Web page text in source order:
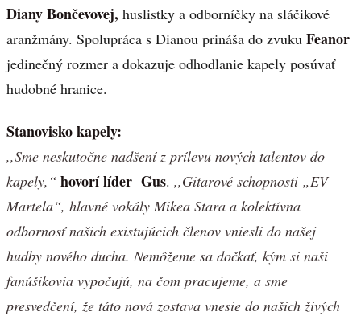
Diany Bončevovej, huslistky a odborníčky na sláčikové
aranžmány. Spolupráca s Dianou prináša do zvuku Feanor
jedinečný rozmer a dokazuje odhodlanie kapely posúvať
hudobné hranice.
Stanovisko kapely:
,,Sme neskutočne nadšení z prílevu nových talentov do
kapely,“ hovorí líder Gus. ,,Gitarové schopnosti „EV
Martela“, hlavné vokály Mikea Stara a kolektívna
odbornosť našich existujúcich členov vniesli do našej
hudby nového ducha. Nemôžeme sa dočkať, kým si naši
fanúšikovia vypočujú, na čom pracujeme, a sme
presvedčení, že táto nová zostava vnesie do našich živých